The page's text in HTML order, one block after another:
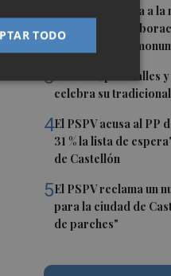
2 Castelló traslada a
Gaiates su
promoción del
3 Talleres, pasacalles
celebra su
4El PSPV acusa al PP
31 % la lista de
de Castellón
5El PSPV reclama un
para la ciudad de
de parches"
TODO